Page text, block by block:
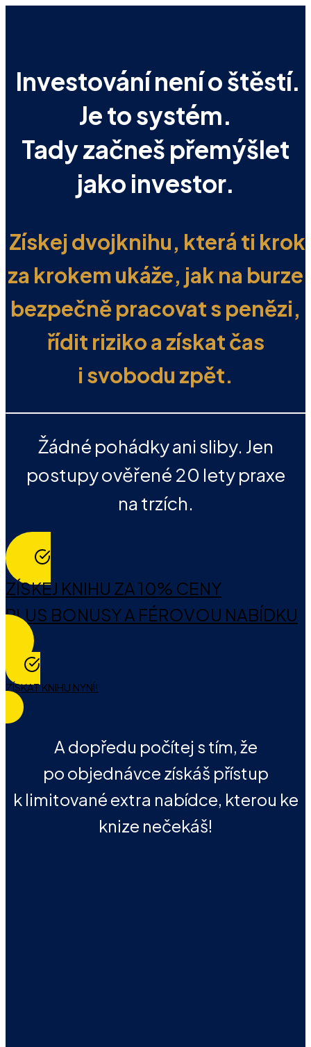
Investování není o štěstí.
Je to systém.
Tady začneš přemýšlet
jako investor.
Získej dvojknihu, která ti krok
za krokem ukáže, jak na burze
bezpečně pracovat s penězi,
řídit riziko a získat čas
i svobodu zpět.
Žádné pohádky ani sliby. Jen
postupy ověřené 20 lety praxe
na trzích.
ZÍSKEJ KNIHU ZA 10% CENY
PLUS BONUSY A FÉROVOU NABÍDKU
ZÍSKAT KNIHU NYNÍ!
A dopředu počítej s tím, že
po objednávce získáš přístup
k limitované extra nabídce, kterou ke
knize nečekáš!